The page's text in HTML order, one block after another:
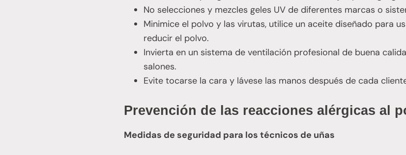
No selecciones y mezcles geles UV de diferentes marcas o
Minimice el polvo y las virutas, utilice un aceite diseñado para
reducir el polvo.
Invierta en un sistema de ventilación profesional de buena
salones.
Evite tocarse la cara y lávese las manos después de cada
Prevención de las reacciones alérgicas al
Medidas de seguridad para los técnicos de uñas